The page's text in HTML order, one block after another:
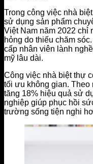
Trong công việc nhà
sử dụng sản phẩm
Việt Nam năm 2022 chỉ
hỏng do thiếu chăm
cấp nhân viên lành
mỹ lâu dài.
Công việc nhà biệt thự
tối ưu không gian.
tăng 18% hiệu quả sử
nghiệp giúp phục hồi
trường sống tiện nghi